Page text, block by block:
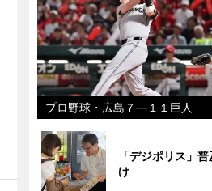
プロ野球・広島７―１１巨人
「デジポリス」
け